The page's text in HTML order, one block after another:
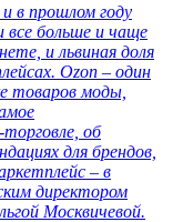
в прошлом году
все больше и чаще
и львиная доля
Ozon – один
товаров моды,
об
для брендов,
– в
директором
Москвичевой.